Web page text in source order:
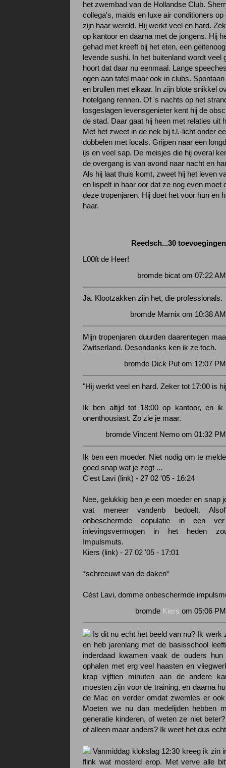
het zwembad van de Hollandse Club.
collega's, maids en luxe air conditioners
zijn haar wereld. Hij werkt veel en hard.
op kantoor en daarna met de jongens. Hij
gehad met kreeft bij het eten, een
levende sushi. In het buitenland wordt veel
hoort dat daar nu eenmaal. Lange
ogen aan tafel maar ook in clubs.
en brullen met elkaar. In zijn blote snikkel
hotelgang rennen. Of 's nachts op het
losgeslagen levensgenieter kent hij de
de stad. Daar gaat hij heen met relaties uit
Met het zweet in de nek bij t.l.-licht onder
dobbelen met locals. Grijpen naar een
ijs en veel sap. De meisjes die hij overal
de overgang is van avond naar nacht en
Als hij laat thuis komt, zweet hij het leven
en lispelt in haar oor dat ze nog even moet
deze tropenjaren. Hij doet het voor hun en
haar.
Reedsch...30
L00ft de Heer!
bromde bicat om 07:22
Ja. Klootzakken zijn het, die professionals.
bromde Marnix om 10:38
Mijn tropenjaren duurden daarentegen
Zwitserland. Desondanks ken ik ze toch.
bromde Dick Put om 12:07
"Hij werkt veel en hard. Zeker tot 17:00 is
Ik ben altijd tot 18:00 op kantoor, en
onenthousiast. Zo zie je maar.
bromde Vincent Nemo om 01:32
Ik ben een moeder. Niet nodig om te
goed snap wat je zegt ...
C'est Lavi (link) - 27 02 '05 - 16:24
Nee, gelukkig ben je een moeder en snap
wat meneer vandenb bedoelt.
onbeschermde copulatie in een
inlevingsvermogen in het heden
Impulsmuts.
Kiers (link) - 27 02 '05 - 17:01
*schreeuwt van de daken*
Cést Lavi, domme onbeschermde
bromde Kiers om 05:06
Is dit nu echt het beeld van nu? Ik werk
en heb jarenlang met de basisschool
inderdaad kwamen vaak de ouders hun
ophalen met erg veel haasten en
krap vijftien minuten aan de andere
moesten zijn voor de training, en daarna
de Mac en verder omdat zwemles er
Moeten we nu dan medelijden hebben
generatie kinderen, of weten ze niet
of alleen maar anders? Ik weet het dus
Vanmiddag klokslag 12:30 kreeg ik zin
flink wat mosterd erop. Met verve alle